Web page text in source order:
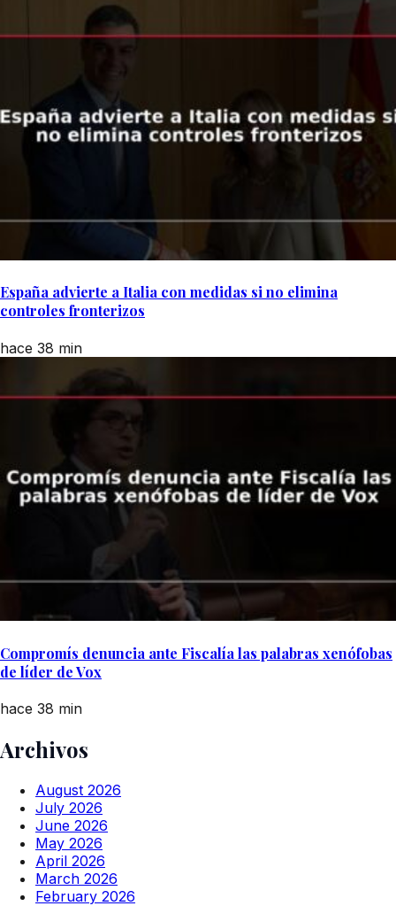
España advierte a Italia con medidas si no elimina
controles fronterizos
hace 38 min
Compromís denuncia ante Fiscalía las palabras xenófobas
de líder de Vox
hace 38 min
Archivos
August 2026
July 2026
June 2026
May 2026
April 2026
March 2026
February 2026